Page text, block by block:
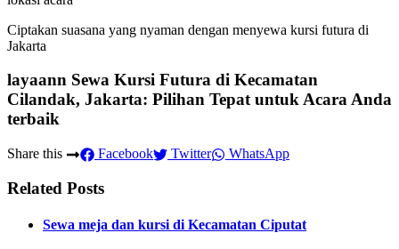
Ciptakan suasana yang nyaman dengan menyewa kursi futura di
Jakarta
layaann Sewa Kursi Futura di Kecamatan
Cilandak, Jakarta: Pilihan Tepat untuk Acara Anda
terbaik
Share this Facebook Twitter WhatsApp
Related Posts
Sewa meja dan kursi di Kecamatan Ciputat